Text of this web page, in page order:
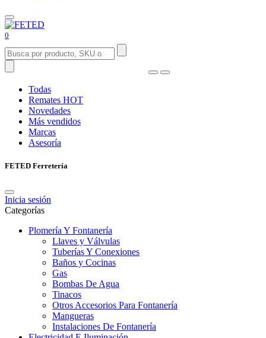
0
Todas
Remates HOT
Novedades
Más vendidos
Marcas
Asesoría
FETED Ferretería
Inicia sesión
Categorías
Plomería Y Fontanería
Llaves y Válvulas
Tuberías Y Conexiones
Baños y Cocinas
Gas
Bombas De Agua
Tinacos
Otros Accesorios Para Fontanería
Mangueras
Instalaciones De Fontanería